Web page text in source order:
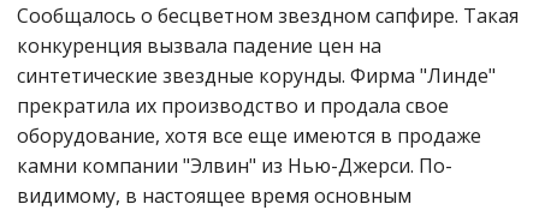
Сообщалось о бесцветном звездном сапфире. Такая
конкуренция вызвала падение цен на
синтетические звездные корунды. Фирма "Линде"
прекратила их производство и продала свое
оборудование, хотя все еще имеются в продаже
камни компании "Элвин" из Нью-Джерси. По-
видимому, в настоящее время основным